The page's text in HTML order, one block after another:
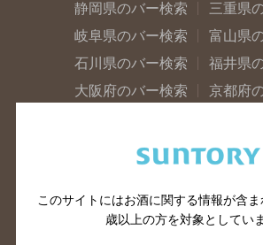
静岡県のバー検索
三重県
岐阜県のバー検索
富山県
石川県のバー検索
福井県
大阪府のバー検索
京都府
滋賀県のバー検索
和歌山県
山口県のバー検索
鳥取県
島根県のバー検索
徳島県
このサイトにはお酒に関する情報が含ま
歳以上の方を対象としてい